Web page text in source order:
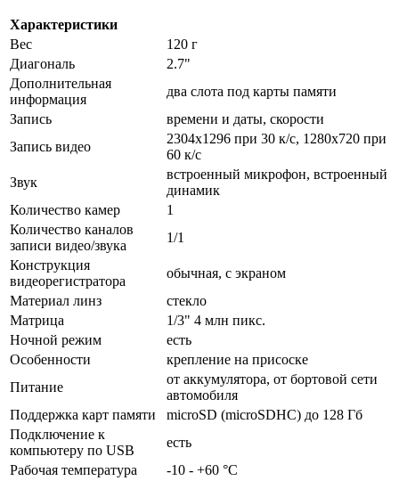
Характеристики
Вес
120 г
Диагональ
2.7"
Дополнительная
информация
два слота под карты памяти
Запись
времени и даты, скорости
Запись видео
2304x1296 при 30 к/с, 1280x720 при
60 к/с
Звук
встроенный микрофон, встроенный
динамик
Количество камер
1
Количество каналов
записи видео/звука
1/1
Конструкция
видеорегистратора
обычная, с экраном
Материал линз
стекло
Матрица
1/3" 4 млн пикс.
Ночной режим
есть
Особенности
крепление на присоске
Питание
от аккумулятора, от бортовой сети
автомобиля
Поддержка карт памяти
microSD (microSDHC) до 128 Гб
Подключение к
компьютеру по USB
есть
Рабочая температура
-10 - +60 °C